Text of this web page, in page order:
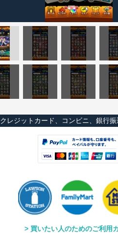
クレジットカード、コンビニ、銀行振
買いたい人のためのご利用